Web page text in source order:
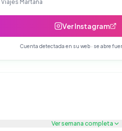
Viajes Martana
Ver Instagram
Cuenta detectada en su web · se abre
Ver semana completa